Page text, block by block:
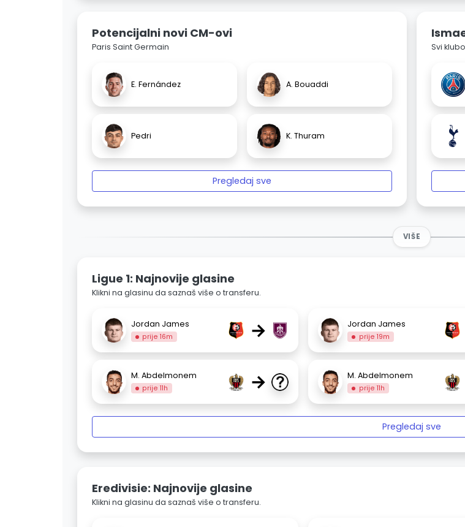
Potencijalni novi CM-ovi
Paris Saint Germain
E. Fernández A. Bouaddi
Pedri K. Thuram
Pregledaj sve
Svi
VIŠE
Ligue 1: Najnovije glasine
Klikni na glasinu da saznaš više o transferu.
Jordan James
prije 16m → Jordan James
prije 19m
M. Abdelmonem
prije 11h → M. Abdelmonem
prije 11h
Pregledaj sve
Eredivisie: Najnovije glasine
Klikni na glasinu da saznaš više o transferu.